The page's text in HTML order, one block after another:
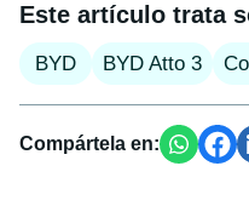
Este artículo trata
BYD BYD Atto 3
Compártela en: